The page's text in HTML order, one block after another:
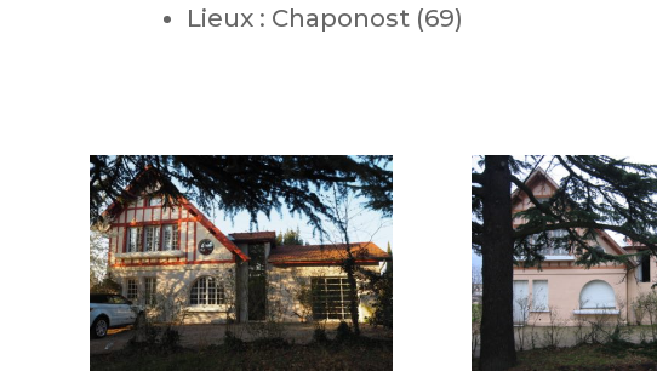
Lieux : Chaponost (69)